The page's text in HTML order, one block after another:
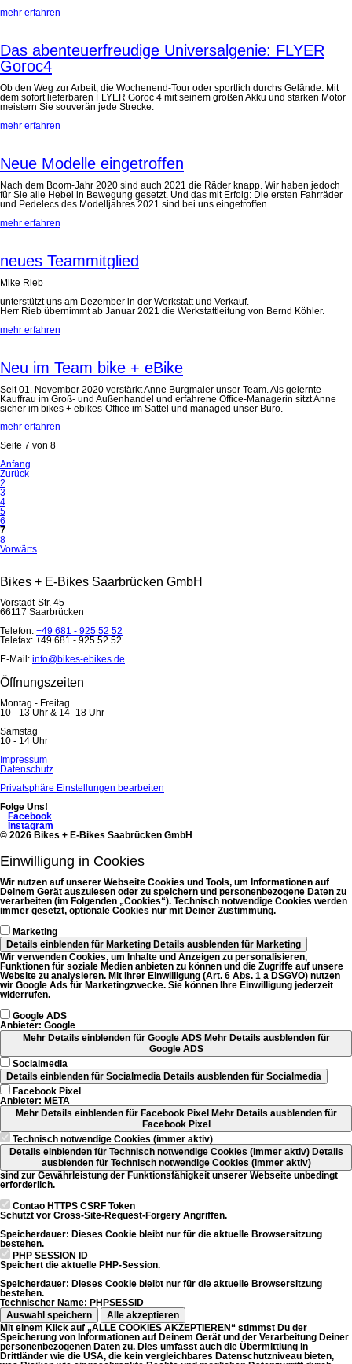
mehr erfahren
Das abenteuerfreudige Universalgenie: FLYER
Goroc4
Ob den Weg zur Arbeit, die Wochenend-Tour oder sportlich durchs Gelände: Mit
dem sofort lieferbaren FLYER Goroc 4 mit seinem großen Akku und starken Motor
meistern Sie souverän jede Strecke.
mehr erfahren
Neue Modelle eingetroffen
Nach dem Boom-Jahr 2020 sind auch 2021 die Räder knapp. Wir haben jedoch
für Sie alle Hebel in Bewegung gesetzt. Und das mit Erfolg: Die ersten Fahrräder
und Pedelecs des Modelljahres 2021 sind bei uns eingetroffen.
mehr erfahren
neues Teammitglied
Mike Rieb
unterstützt uns am Dezember in der Werkstatt und Verkauf.
Herr Rieb übernimmt ab Januar 2021 die Werkstattleitung von Bernd Köhler.
mehr erfahren
Neu im Team bike + eBike
Seit 01. November 2020 verstärkt Anne Burgmaier unser Team. Als gelernte
Kauffrau im Groß- und Außenhandel und erfahrene Office-Managerin sitzt Anne
sicher im bikes + ebikes-Office im Sattel und managed unser Büro.
mehr erfahren
Seite 7 von 8
Anfang
Zurück
2
3
4
5
6
7
8
Vorwärts
Bikes + E-Bikes Saarbrücken GmbH
Vorstadt-Str. 45
66117 Saarbrücken
Telefon: +49 681 - 925 52 52
Telefax: +49 681 - 925 52 52
E-Mail: info@bikes-ebikes.de
Öffnungszeiten
Montag - Freitag
10 - 13 Uhr & 14 -18 Uhr
Samstag
10 - 14 Uhr
Navigation
überspringen
Impressum
Datenschutz
Privatsphäre Einstellungen bearbeiten
Folge Uns!
Facebook
Instagram
© 2026 Bikes + E-Bikes Saabrücken GmbH
Einwilligung in Cookies
Wir nutzen auf unserer Webseite Cookies und Tools, um Informationen auf
Deinem Gerät auszulesen oder zu speichern und personenbezogene Daten zu
verarbeiten (im Folgenden „Cookies“). Technisch notwendige Cookies werden
immer gesetzt, optionale Cookies nur mit Deiner Zustimmung.
Marketing
Details einblenden für Marketing Details ausblenden für Marketing
Wir verwenden Cookies, um Inhalte und Anzeigen zu personalisieren,
Funktionen für soziale Medien anbieten zu können und die Zugriffe auf unsere
Website zu analysieren. Mit Ihrer Einwilligung (Art. 6 Abs. 1 a DSGVO) nutzen
wir Google Ads für Marketingzwecke. Sie können Ihre Einwilligung jederzeit
widerrufen.
Google ADS
Anbieter: Google
Mehr Details einblendenfür Google ADS Mehr Details ausblendenfür
Google ADS
Socialmedia
Details einblenden für Socialmedia Details ausblenden für Socialmedia
Facebook Pixel
Anbieter: META
Mehr Details einblendenfür Facebook Pixel Mehr Details ausblendenfür
Facebook Pixel
Technisch notwendige Cookies (immer aktiv)
Details einblendenfür Technisch notwendige Cookies (immer aktiv) Details
ausblendenfür Technisch notwendige Cookies (immer aktiv)
sind zur Gewährleistung der Funktionsfähigkeit unserer Webseite unbedingt
erforderlich.
Contao HTTPS CSRF Token
Schützt vor Cross-Site-Request-Forgery Angriffen.
Speicherdauer: Dieses Cookie bleibt nur für die aktuelle Browsersitzung
bestehen.
PHP SESSION ID
Speichert die aktuelle PHP-Session.
Speicherdauer: Dieses Cookie bleibt nur für die aktuelle Browsersitzung
bestehen.
Technischer Name: PHPSESSID
Auswahl speichern
Alle akzeptieren
Mit einem Klick auf „ALLE COOKIES AKZEPTIEREN“ stimmst Du der
Speicherung von Informationen auf Deinem Gerät und der Verarbeitung Deiner
personenbezogenen Daten zu. Dies umfasst auch die Übermittlung in
Drittländer wie die USA, die kein vergleichbares Datenschutzniveau bieten,